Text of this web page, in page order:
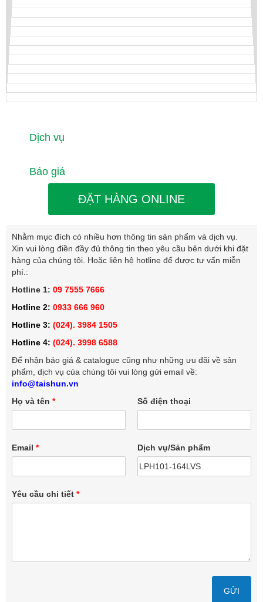
Dịch vụ
Báo giá
ĐẶT HÀNG ONLINE
Nhằm mục đích có nhiều hơn thông tin sản phẩm và dịch vụ.
Xin vui lòng điền đầy đủ thông tin theo yêu cầu bên dưới khi đặt
hàng của chúng tôi. Hoặc liên hệ hotline để được tư vấn miễn
phí.:
Hotline 1: 09 7555 7666
Hotline 2: 0933 666 960
Hotline 3: (024). 3984 1505
Hotline 4: (024). 3998 6588
Để nhận báo giá & catalogue cũng như những ưu đãi về sản
phẩm, dịch vụ của chúng tôi vui lòng gửi email về:
info@taishun.vn
Họ và tên * Số điện thoại
Email * Dịch vụ/Sản phẩm
Yêu cầu chi tiết *